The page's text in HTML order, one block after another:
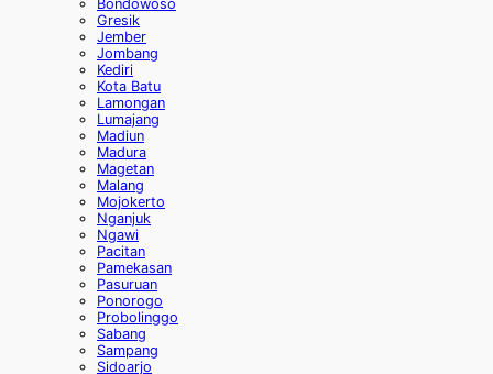
Bondowoso
Gresik
Jember
Jombang
Kediri
Kota Batu
Lamongan
Lumajang
Madiun
Madura
Magetan
Malang
Mojokerto
Nganjuk
Ngawi
Pacitan
Pamekasan
Pasuruan
Ponorogo
Probolinggo
Sabang
Sampang
Sidoarjo